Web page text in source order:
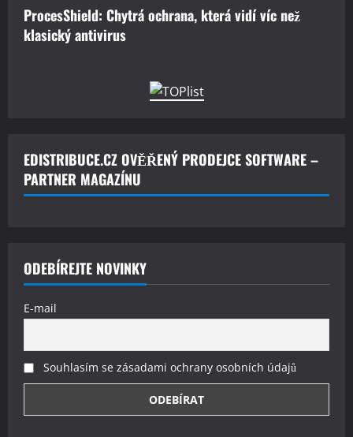
ProcesShield: Chytrá ochrana, která vidí víc než
klasický antivirus
EDISTRIBUCE.CZ OVĚŘENÝ PRODEJCE SOFTWARE –
PARTNER MAGAZÍNU
ODEBÍREJTE NOVINKY
E-mail
Souhlasím se zásadami ochrany osobních údajů